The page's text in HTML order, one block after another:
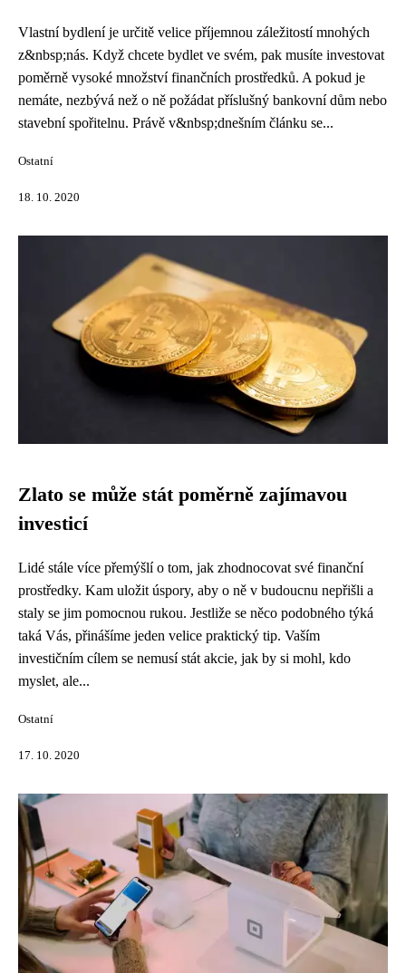
Vlastní bydlení je určitě velice příjemnou záležitostí mnohých
z&nbsp;nás. Když chcete bydlet ve svém, pak musíte investovat
poměrně vysoké množství finančních prostředků. A pokud je
nemáte, nezbývá než o ně požádat příslušný bankovní dům nebo
stavební spořitelnu. Právě v&nbsp;dnešním článku se...
Ostatní
18. 10. 2020
Zlato se může stát poměrně zajímavou
investicí
Lidé stále více přemýšlí o tom, jak zhodnocovat své finanční
prostředky. Kam uložit úspory, aby o ně v budoucnu nepřišli a
staly se jim pomocnou rukou. Jestliže se něco podobného týká
taká Vás, přinášíme jeden velice praktický tip. Vaším
investičním cílem se nemusí stát akcie, jak by si mohl, kdo
myslet, ale...
Ostatní
17. 10. 2020